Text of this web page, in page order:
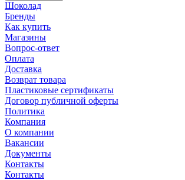
Шоколад
Бренды
Как купить
Магазины
Вопрос-ответ
Оплата
Доставка
Возврат товара
Пластиковые сертификаты
Договор публичной оферты
Политика
Компания
О компании
Вакансии
Документы
Контакты
Контакты